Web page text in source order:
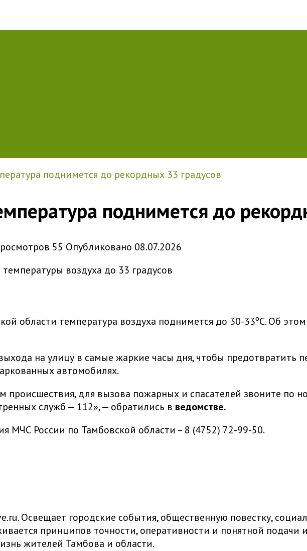
поднимется до рекордных 33 градусов
поднимется до
55 Опубликовано 08.07.2026
области температура воздуха поднимется до 30-33ºС. Об
на улицу в самые жаркие часы дня, чтобы предотвратить
автомобилях.
происшествия, для вызова пожарных и спасателей звоните по
служб — 112», — обратились в ведомстве.
МЧС России по Тамбовской области – 8 (4752) 72-99-50.
Освещает городские события, общественную повестку,
принципов точности, оперативности и понятной
жителей Тамбова и области.